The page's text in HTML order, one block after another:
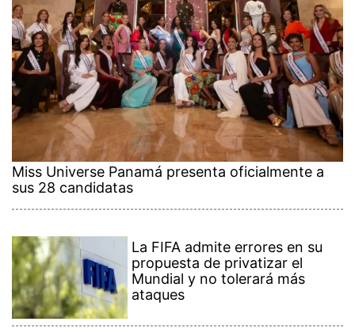
Miss Universe Panamá presenta oficialmente a
sus 28 candidatas
La FIFA admite errores en su
propuesta de privatizar el
Mundial y no tolerará más
ataques